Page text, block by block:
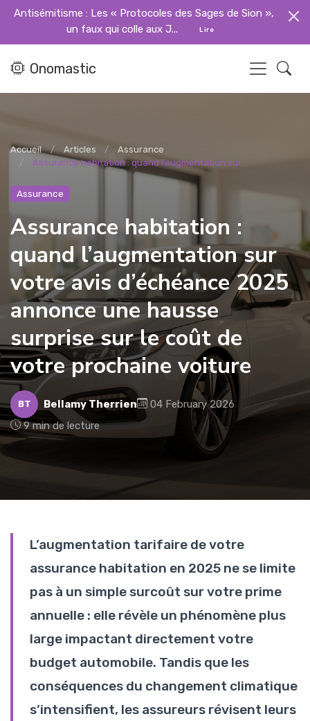
Antisémitisme : Les « Protocoles des Sages de Sion »,
un faux qui colle aux J...
Lire
Onomastic
Accueil Articles
Assurance
Assurance habitation : quand l’augmentation sur...
Assurance
Assurance habitation :
quand l’augmentation sur
votre avis d’échéance 2025
annonce une hausse
surprise sur le coût de
votre prochaine voiture
BT Bellamy Therrien
04 February 2026
9 min de lecture
L’augmentation tarifaire de votre
assurance habitation en 2025 ne se limite
pas à un simple surcoût sur votre prime
annuelle : elle révèle un phénomène plus
large impactant directement votre
budget automobile. Tandis que les
conséquences du changement climatique
s’intensifient, les assureurs révisent leurs